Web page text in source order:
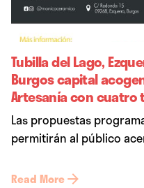
Tubilla del Lago,
Burgos capital
Artesanía con cuatro
Las propuestas
permitirán al público
Read More